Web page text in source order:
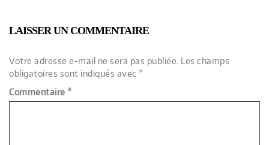
LAISSER UN COMMENTAIRE
Votre adresse e-mail ne sera pas publiée. Les champs
obligatoires sont indiqués avec *
Commentaire *